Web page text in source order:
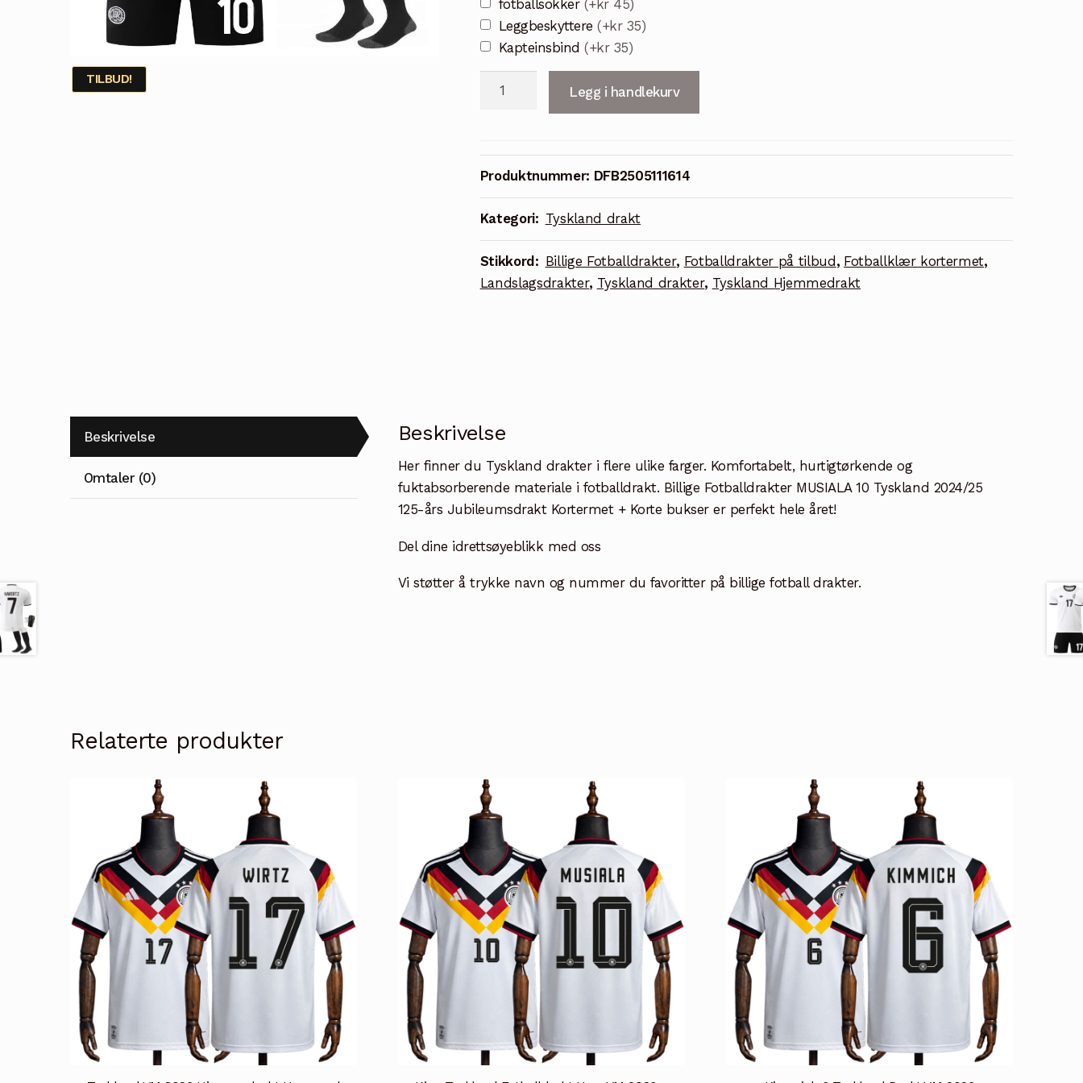
TILBUD!
fotballsokker (+kr 45)
Leggbeskyttere(+kr 35)
Kapteinsbind(+kr 35)
Jubileumsdrakt
MUSIALA
-
Barn
Legg i handlekurv
Produktnummer: DFB2505111614
Kategori: Tyskland drakt
Stikkord: Billige Fotballdrakter, Fotballdrakter på tilbud , Fotballklær kortermet,
Landslagsdrakter, Tyskland drakter, Tyskland Hjemmedrakt
Beskrivelse
Omtaler (0)
Beskrivelse
Her finner du Tyskland drakter i flere ulike farger. Komfortabelt, hurtigtørkende og
fuktabsorberende materiale i fotballdrakt. Billige Fotballdrakter MUSIALA 10 Tyskland 2024/25
125-års Jubileumsdrakt Kortermet + Korte bukser er perfekt hele året!
Del dine idrettsøyeblikk med oss
Vi støtter å trykke navn og nummer du favoritter på billige fotball drakter.
Relaterte produkter